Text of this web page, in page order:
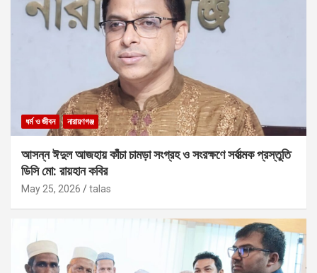
ধর্ম ও জীবন নারায়ণগঞ্জ
আসন্ন ঈদুল আজহায় কাঁচা চামড়া সংগ্রহ ও সংরক্ষণে সর্বাত্মক প্রস্তুতি
ডিসি মো: রায়হান কবির
May 25, 2026 talas